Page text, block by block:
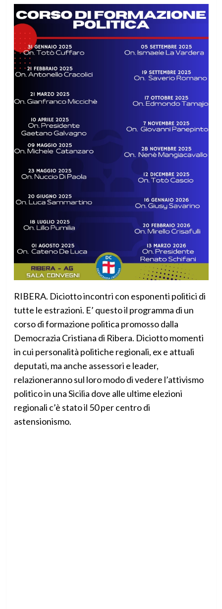
RIBERA. Diciotto incontri con esponenti politici di
tutte le estrazioni. E’ questo il programma di un
corso di formazione politica promosso dalla
Democrazia Cristiana di Ribera. Diciotto momenti
in cui personalità politiche regionali, ex e attuali
deputati, ma anche assessori e leader,
relazioneranno sul loro modo di vedere l’attivismo
politico in una Sicilia dove alle ultime elezioni
regionali c’è stato il 50 per centro di
astensionismo.